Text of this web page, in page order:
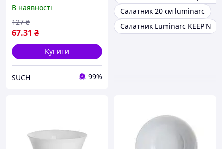
В наявності
67.31 ₴
127 ₴
Купити
SUCH 99%
Салатник 20 см luminarc
Салатник Luminarc KEEP'N